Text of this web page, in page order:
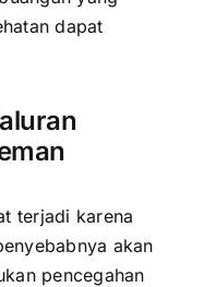
dapat
terjadi karena
akan
pencegahan